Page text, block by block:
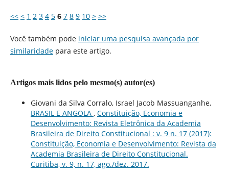
<< < 1 2 3 4 5 6 7 8 9 10 > >>
Você também pode iniciar uma pesquisa avançada por
similaridadepara este artigo.
Artigos mais lidos pelo mesmo(s) autor(es)
Giovani da Silva Corralo, Israel Jacob Massuanganhe,
BRASIL E ANGOLA , Constituição, Economia e
Desenvolvimento: Revista Eletrônica da Academia
Brasileira de Direito Constitucional : v. 9 n. 17 (2017):
Constituição, Economia e Desenvolvimento: Revista da
Academia Brasileira de Direito Constitucional.
Curitiba, v. 9, n. 17, ago./dez. 2017.